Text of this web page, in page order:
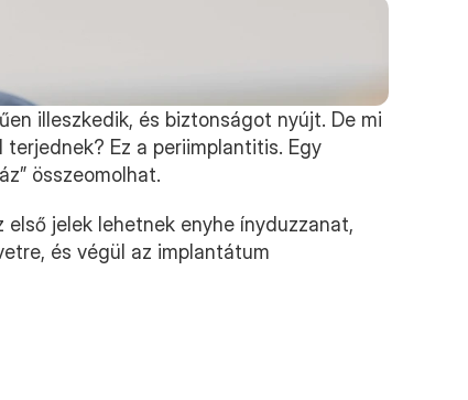
illeszkedik, és biztonságot nyújt. De mi
Ez a periimplantitis. Egy
összeomolhat.
jelek lehetnek enyhe ínyduzzanat,
és végül az implantátum